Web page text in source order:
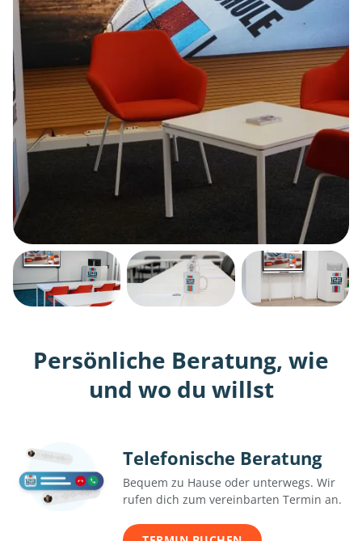
Persönliche Beratung, wie
und wo du willst
Telefonische Beratung
Bequem zu Hause oder unterwegs. Wir
rufen dich zum vereinbarten Termin an.